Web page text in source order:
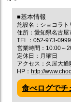
■基本情報
施設名：ショコラト
住所：愛知県名古
TEL：052-973-0999
営業時間：10:00～
定休日：月曜日
アクセス：久屋大
HP： http://
食べログでチ